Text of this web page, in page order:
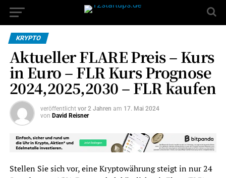
KRYPTO
Aktueller FLARE Preis – Kurs
in Euro – FLR Kurs Prognose
2024,2025,2030 – FLR kaufen
veröffentlicht vor 2 Jahren am 17. Mai 2024
von David Reisner
Stellen Sie sich vor, eine Kryptowährung steigt in nur 24